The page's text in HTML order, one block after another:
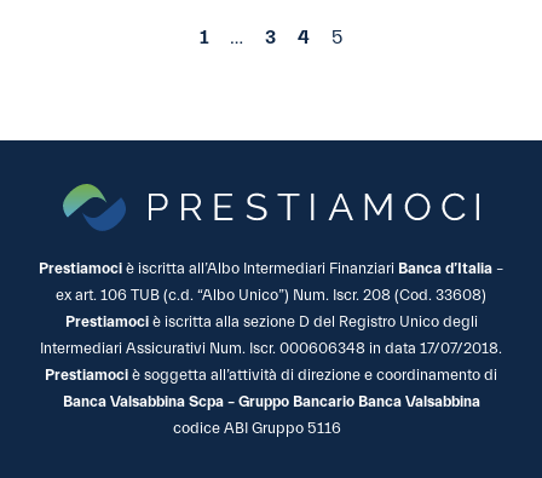
1 … 3 4 5
Prestiamoci è iscritta all’Albo Intermediari Finanziari Banca d’Italia –
ex art. 106 TUB (c.d. “Albo Unico”) Num. Iscr. 208 (Cod. 33608)
Prestiamociè iscritta alla sezione D del Registro Unico degli
Intermediari Assicurativi Num. Iscr. 000606348 in data 17/07/2018.
Prestiamoci è soggetta all’attività di direzione e coordinamento di
Banca Valsabbina Scpa – Gruppo Bancario Banca Valsabbina
codice ABI Gruppo 5116